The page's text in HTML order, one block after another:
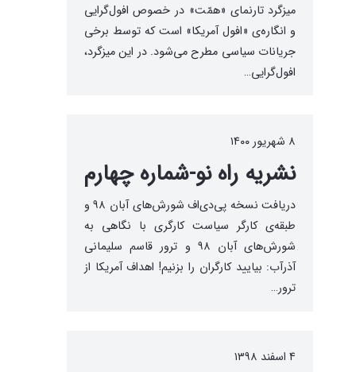
میزگرد تارنمای «همّت» در خصوص افول‌گرایی
و انگاره‌ی «افول آمریکا» است که توسط برخی
جریانات سیاسی مطرح می‌شود. در این میزگرد،
افول‌گرایی…
۸ شهریور ۱۴۰۰
نشریه راه نو-شماره چهارم
دریافت نسخه پی‌دی‌اف شورش‌های آبان ۹۸ و
طبقه‌ی کارگر سیاست کارگری با نگاهی به
شورش‌های آبان ۹۸ و ترور قاسم سلیمانی
آذرآب: بیایید کارگران را بزنیم! اهداف آمریکا از
ترور…
۴ اسفند ۱۳۹۸